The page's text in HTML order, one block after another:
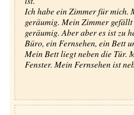
Ich habe ein Zimmer für mich.
geräumig. Mein Zimmer
geräumig. Aber aber es ist zu
Büro, ein Fernsehen, ein Bett
Mein Bett liegt neben die Tür.
Fenster. Mein Fernsehen ist